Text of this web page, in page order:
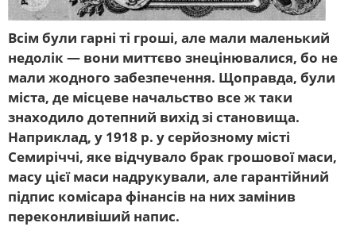
Всім були гарні ті гроші, але мали маленький
недолік — вони миттєво знецінювалися, бо не
мали жодного забезпечення. Щоправда, були
міста, де місцеве начальство все ж таки
знаходило дотепний вихід зі становища.
Наприклад, у 1918 р. у серйозному місті
Семиріччі, яке відчувало брак грошової маси,
масу цієї маси надрукували, але гарантійний
підпис комісара фінансів на них замінив
переконливіший напис.